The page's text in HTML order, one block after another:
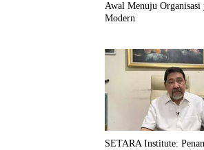
Awal Menuju Organisasi
Modern
SETARA Institute: